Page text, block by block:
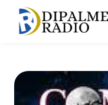
'Cómicos